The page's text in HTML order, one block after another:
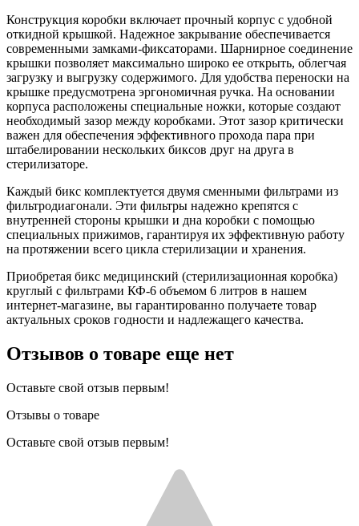
Конструкция коробки включает прочный корпус с удобной
откидной крышкой. Надежное закрывание обеспечивается
современными замками-фиксаторами. Шарнирное соединение
крышки позволяет максимально широко ее открыть, облегчая
загрузку и выгрузку содержимого. Для удобства переноски на
крышке предусмотрена эргономичная ручка. На основании
корпуса расположены специальные ножки, которые создают
необходимый зазор между коробками. Этот зазор критически
важен для обеспечения эффективного прохода пара при
штабелировании нескольких биксов друг на друга в
стерилизаторе.
Каждый бикс комплектуется двумя сменными фильтрами из
фильтродиагонали. Эти фильтры надежно крепятся с
внутренней стороны крышки и дна коробки с помощью
специальных прижимов, гарантируя их эффективную работу
на протяжении всего цикла стерилизации и хранения.
Приобретая бикс медицинский (стерилизационная коробка)
круглый с фильтрами КФ-6 объемом 6 литров в нашем
интернет-магазине, вы гарантированно получаете товар
актуальных сроков годности и надлежащего качества.
Отзывов о товаре еще нет
Оставьте свой отзыв первым!
Отзывы о товаре
Оставьте свой отзыв первым!